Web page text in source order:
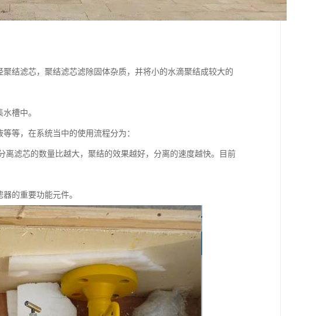
结滤芯，聚结滤芯滤除固体杂质，并将小的水滴聚结成较大的
槽中。
等，在系统当中的使用流程分为：
滤芯的数量比越大，聚结的效果越好，分离的速度越快。目前
的重要功能元件。